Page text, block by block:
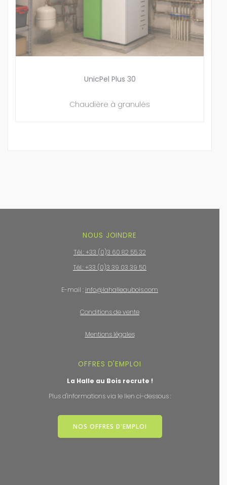
UnicPel Plus 30
Chaudière à granulés
NOUS JOINDRE
Tél.: +33 (0)3 60 82 55 32
Tél.: +33 (0)3 39 03 39 50
E-mail : info@lahalleaubois.com
Conditions de vente
Mentions légales
OFFRES D'EMPLOI
La Halle au Bois recrute !
Plus d'informations via le lien ci-dessous :
NOS OFFRES D'EMPLOI